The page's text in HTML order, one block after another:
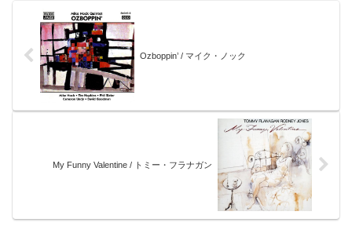
Ozboppin’ / マイク・ノック
My Funny Valentine / トミー・フラナガン